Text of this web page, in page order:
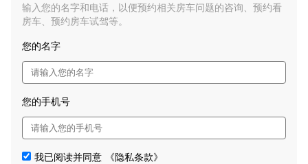
输入您的名字和电话，以便预约相关房车问题的咨询、预约看
房车、预约房车试驾等。
您的名字
您的手机号
我已阅读并同意
《隐私条款》